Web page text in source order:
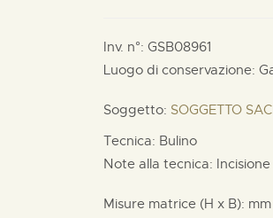
Inv. n°: GSB08961
Luogo di conservazione:
Soggetto: SOGGETTO
Tecnica: Bulino
Note alla tecnica:
Misure matrice (H x B): mm